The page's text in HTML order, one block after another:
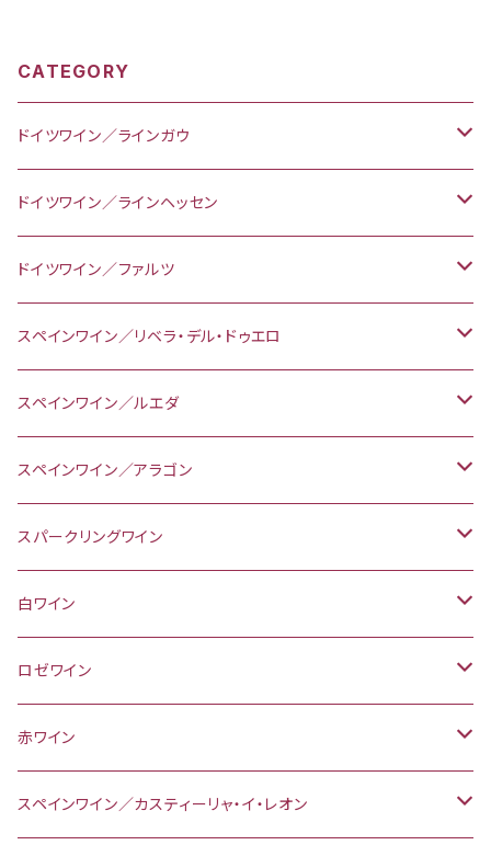
CATEGORY
ドイツワイン／ラインガウ
スパークリングワイン
リースリング
白ワイン
リースリング
グラウブルグンダー／ピノ・グリ
ドイツワイン／ラインヘッセン
赤ワイン
ドルンフェルダー
ドイツワイン／ファルツ
赤ワイン
シュペートブルグンダー／ピノ・ノワール
スペインワイン／リベラ・デル・ドゥエロ
白ワイン
テンプラニーリョ
赤ワイン
テンプラニーリョ
ロゼワイン
テンプラニーリョ
スペインワイン／ルエダ
白ワイン
ベルデホ
スペインワイン／アラゴン
赤ワイン
カリニェナ
ガルナッチャ
スパークリングワイン
スパークリングワイン
ドイツ／ラインガウ
リースリング
スペイン／アラゴン
白ワイン
ドイツ／ラインガウ
リースリング
グラウブルグンダー／ピノ・グリ
スペイン／リベラ・デル・ドゥエロ
テンプラニーリョ
スペイン／ルエダ
ロゼワイン
スペイン／リベラ・デル・ドゥエロ
テンプラニーリョ
赤ワイン
ドイツ／ラインヘッセン
スペインワイン／カスティーリャ・イ・レオン